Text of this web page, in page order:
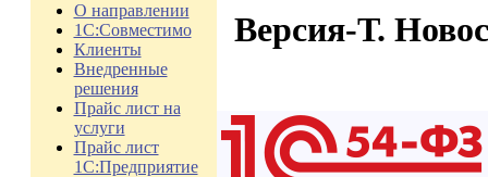
О направлении
1С:Совместимо
Клиенты
Внедренные
решения
Прайс лист на
услуги
Прайс лист
1С:Предприятие
Версия-Т.